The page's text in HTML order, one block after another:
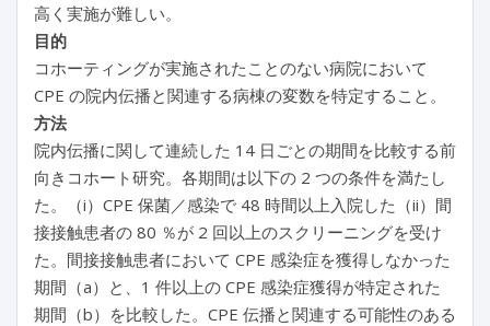
高く実施が難しい。
目的
コホーティングが実施されたことのない病院において
CPE の院内伝播と関連する病棟の変数を特定すること。
方法
院内伝播に関して連続した 14 日ごとの期間を比較する前
向きコホート研究。各期間は以下の 2 つの条件を満たし
た。（i）CPE 保菌／感染で 48 時間以上入院した（ii）間
接接触患者の 80 ％が 2 回以上のスクリーニングを受け
た。間接接触患者において CPE 感染症を獲得しなかった
期間（a）と、1 件以上の CPE 感染症獲得が特定された
期間（b）を比較した。CPE 伝播と関連する可能性のある